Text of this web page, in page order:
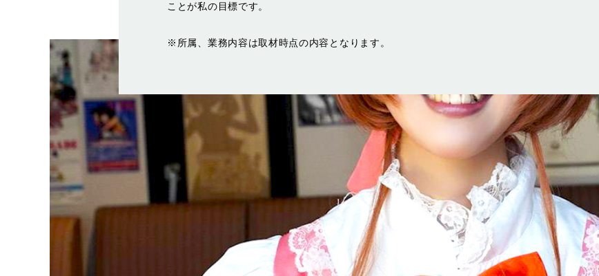
ことが私の目標です。
※所属、業務内容は取材時点の内容となります。